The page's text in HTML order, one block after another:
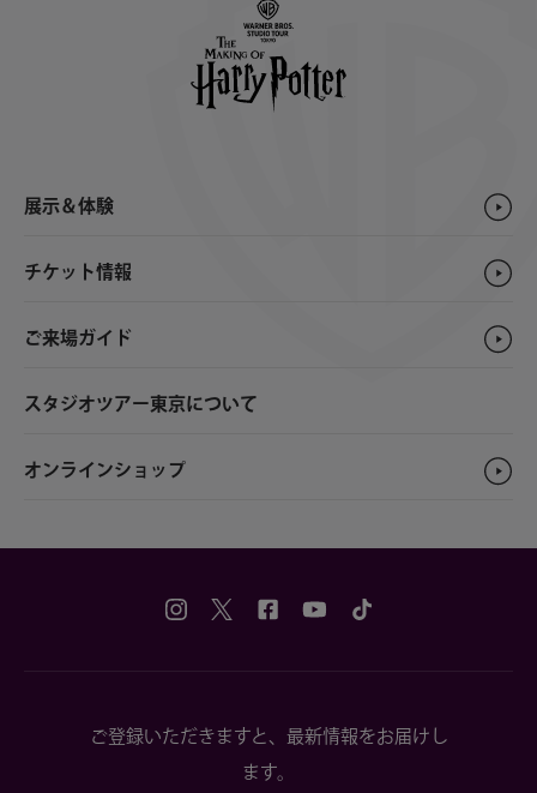
展示＆体験
チケット情報
ご来場ガイド
スタジオツアー東京について
オンラインショップ
ご登録いただきますと、最新情報をお届けし
ます。